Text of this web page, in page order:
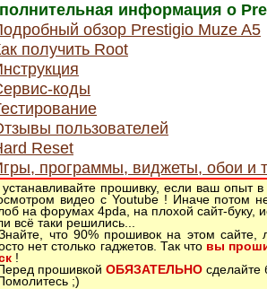
информация о
обзор Prestigio Muze A5
получить Root
коды
пользователей
Reset
программы, виджеты, обои и
прошивку, если ваш опыт
видео с Youtube ! Иначе потом
на форумах 4pda, на плохой сайт-буку,
всё таки решились...
что 90% прошивок на этом сайте,
нет столько гаджетов. Так что вы
!
прошивкой ОБЯЗАТЕЛЬНОсделайте
;)